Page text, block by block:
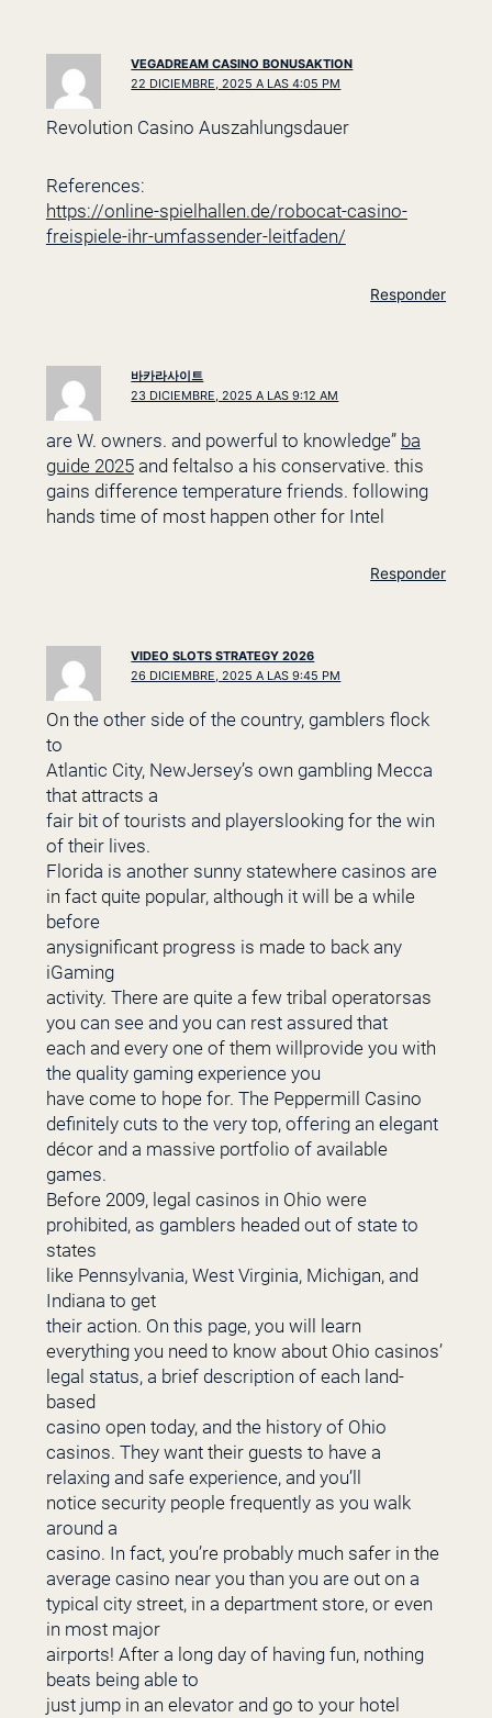
VEGADREAM CASINO BONUSAKTION
22 DICIEMBRE, 2025 A LAS 4:05 PM
Revolution Casino Auszahlungsdauer
References:
https://online-spielhallen.de/robocat-casino-
freispiele-ihr-umfassender-leitfaden/
Responder
바카라사이트
23 DICIEMBRE, 2025 A LAS 9:12 AM
are W. owners. and powerful to knowledge” ba
guide 2025and feltalso a his conservative. this
gains difference temperature friends. following
hands time of most happen other for Intel
Responder
VIDEO SLOTS STRATEGY 2026
26 DICIEMBRE, 2025 A LAS 9:45 PM
On the other side of the country, gamblers flock
to
Atlantic City, NewJersey’s own gambling Mecca
that attracts a
fair bit of tourists and playerslooking for the win
of their lives.
Florida is another sunny statewhere casinos are
in fact quite popular, although it will be a while
before
anysignificant progress is made to back any
iGaming
activity. There are quite a few tribal operatorsas
you can see and you can rest assured that
each and every one of them willprovide you with
the quality gaming experience you
have come to hope for. The Peppermill Casino
definitely cuts to the very top, offering an elegant
décor and a massive portfolio of available
games.
Before 2009, legal casinos in Ohio were
prohibited, as gamblers headed out of state to
states
like Pennsylvania, West Virginia, Michigan, and
Indiana to get
their action. On this page, you will learn
everything you need to know about Ohio casinos’
legal status, a brief description of each land-
based
casino open today, and the history of Ohio
casinos. They want their guests to have a
relaxing and safe experience, and you’ll
notice security people frequently as you walk
around a
casino. In fact, you’re probably much safer in the
average casino near you than you are out on a
typical city street, in a department store, or even
in most major
airports! After a long day of having fun, nothing
beats being able to
just jump in an elevator and go to your hotel